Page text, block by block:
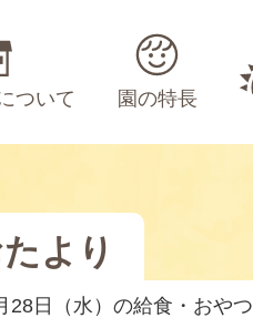
ついて 園の特長
より
28日（水）の給食・おやつ